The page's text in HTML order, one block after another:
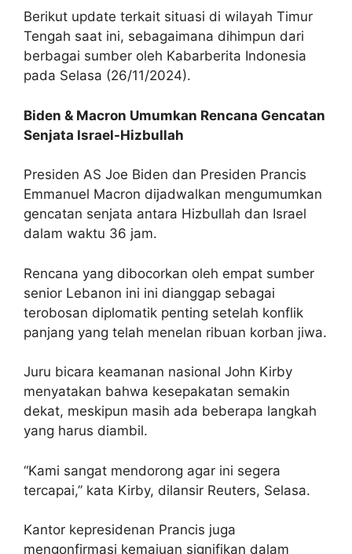
Berikut update terkait situasi di wilayah Timur
Tengah saat ini, sebagaimana dihimpun dari
berbagai sumber oleh Kabarberita Indonesia
pada Selasa (26/11/2024).
Biden & Macron Umumkan Rencana Gencatan
Senjata Israel-Hizbullah
Presiden AS Joe Biden dan Presiden Prancis
Emmanuel Macron dijadwalkan mengumumkan
gencatan senjata antara Hizbullah dan Israel
dalam waktu 36 jam.
Rencana yang dibocorkan oleh empat sumber
senior Lebanon ini ini dianggap sebagai
terobosan diplomatik penting setelah konflik
panjang yang telah menelan ribuan korban jiwa.
Juru bicara keamanan nasional John Kirby
menyatakan bahwa kesepakatan semakin
dekat, meskipun masih ada beberapa langkah
yang harus diambil.
“Kami sangat mendorong agar ini segera
tercapai,” kata Kirby, dilansir Reuters, Selasa.
Kantor kepresidenan Prancis juga
mengonfirmasi kemajuan signifikan dalam